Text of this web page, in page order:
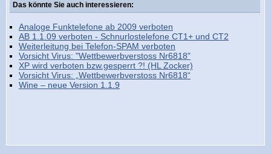
Das könnte Sie auch interessieren:
Analoge Funktelefone ab 2009 verboten
AB 1.1.09 verboten - Schnurlostelefone CT1+ und CT2
Weiterleitung bei Telefon-SPAM verboten
Vorsicht Virus: "Wettbewerbverstoss Nr6818"
XP wird verboten bzw.gesperrt ?! (HL Zocker)
Vorsicht Virus: „Wettbewerbverstoss Nr6818“
Wine – neue Version 1.1.9